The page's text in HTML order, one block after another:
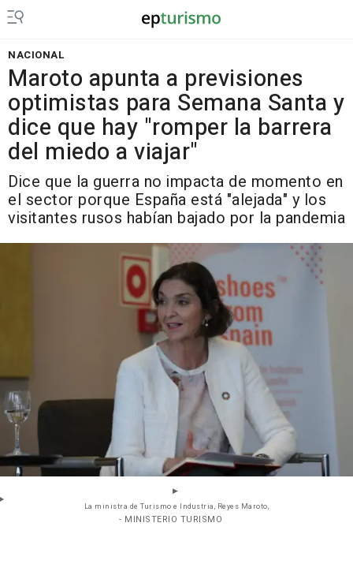
NACIONAL
Maroto apunta a previsiones
optimistas para Semana Santa y
dice que hay "romper la barrera
del miedo a viajar"
Dice que la guerra no impacta de momento en
el sector porque España está "alejada" y los
visitantes rusos habían bajado por la pandemia
La ministra de Turismo e Industria, Reyes Maroto,
- MINISTERIO TURISMO